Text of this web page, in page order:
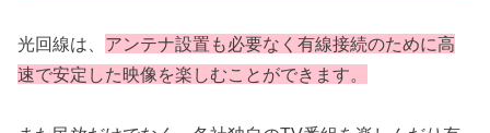
光回線は、 アンテナ設置も必要なく有線接続のために高
速で安定した映像を楽しむことができます。